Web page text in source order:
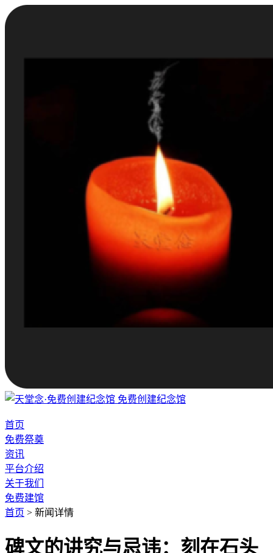
免费创建纪念馆
首页
免费祭奠
资讯
平台介绍
关于我们
免费建馆
首页 > 新闻详情
碑文的讲究与忌讳：刻在石头